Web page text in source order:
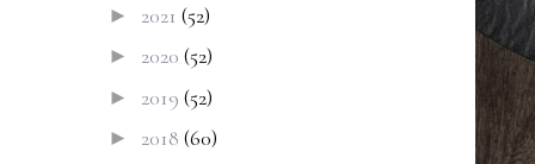
► 2021 (52)
► 2020 (52)
► 2019 (52)
► 2018 (60)